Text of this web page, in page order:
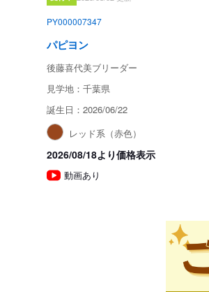
PY000007347
パピヨン
後藤喜代美ブリーダー
見学地：千葉県
誕生日：2026/06/22
レッド系（赤色）
2026/08/18より価格表示
動画あり